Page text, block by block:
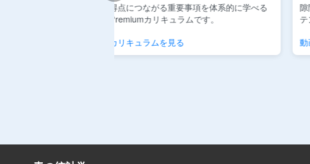
隙間時間に概念をサクッと理解できるコン
テンツです。
動画を見る